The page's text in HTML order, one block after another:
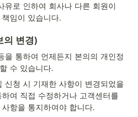
로 인하여 회사나 다른 회원이
임이 있습니다.
의 변경)
통하여 언제든지 본의의 개인정
수 있습니다.
청 시 기재한 사항이 변경되었을
여 직접 수정하거나 고객센터를
항을 통지하여야 합니다.